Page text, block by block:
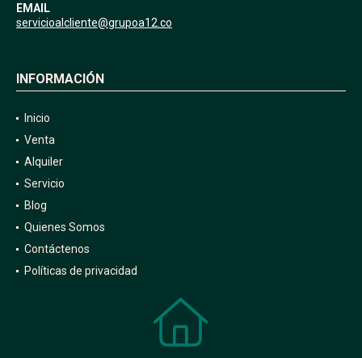
EMAIL
servicioalcliente@grupoa12.co
INFORMACIÓN
Inicio
Venta
Alquiler
Servicio
Blog
Quienes Somos
Contáctenos
Políticas de privacidad